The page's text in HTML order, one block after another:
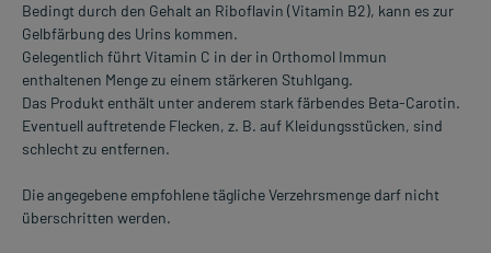
Bedingt durch den Gehalt an Riboflavin (Vitamin B2), kann es zur
Gelbfärbung des Urins kommen.
Gelegentlich führt Vitamin C in der in Orthomol Immun
enthaltenen Menge zu einem stärkeren Stuhlgang.
Das Produkt enthält unter anderem stark färbendes Beta-Carotin.
Eventuell auftretende Flecken, z. B. auf Kleidungsstücken, sind
schlecht zu entfernen.
Die angegebene empfohlene tägliche Verzehrsmenge darf nicht
überschritten werden.